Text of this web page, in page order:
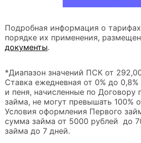
Подробная информация о
порядке их применения,
документы.
*Диапазон значений ПСК от
Ставка ежедневная от 0% до
и пеня, начисленные по Договору
займа, не могут превышать 100%
Условия оформления Первого
сумма займа от 5000 рублей до
займа до 7 дней.